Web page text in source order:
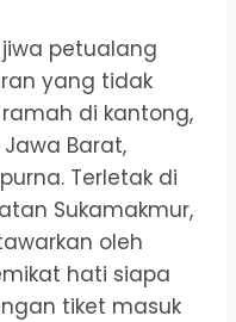
petualang
yang tidak
di kantong,
Barat,
Terletak di
Sukamakmur,
oleh
hati siapa
tiket masuk